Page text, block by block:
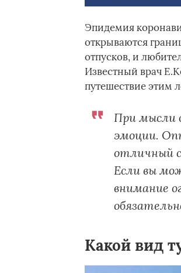
Эпидемия
открываются
отпусков, и
Известный врач
путешествие этим
При мысли
эмоции.
отличный
Если вы
внимание
Какой вид